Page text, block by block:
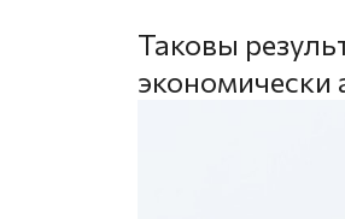
Таковы